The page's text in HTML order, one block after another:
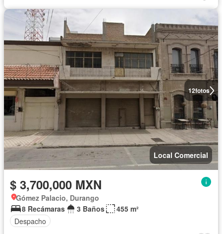
12fotos
Local Comercial
$ 3,700,000 MXN
Gómez Palacio, Durango
8 Recámaras
3 Baños
455 m²
Despacho